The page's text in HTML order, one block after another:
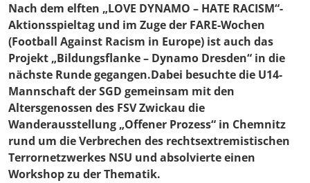
Nach dem elften „LOVE DYNAMO – HATE RACISM“-
Aktionsspieltag und im Zuge der FARE-Wochen
(Football Against Racism in Europe) ist auch das
Projekt „Bildungsflanke – Dynamo Dresden“ in die
nächste Runde gegangen.Dabei besuchte die U14-
Mannschaft der SGD gemeinsam mit den
Altersgenossen des FSV Zwickau die
Wanderausstellung „Offener Prozess“ in Chemnitz
rund um die Verbrechen des rechtsextremistischen
Terrornetzwerkes NSU und absolvierte einen
Workshop zu der Thematik.